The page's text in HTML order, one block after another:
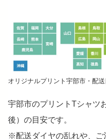
オリジナルプリント宇部市・配
宇部市のプリントTシャツ
後）の目安です。
※配送ダイヤの乱れや、ご